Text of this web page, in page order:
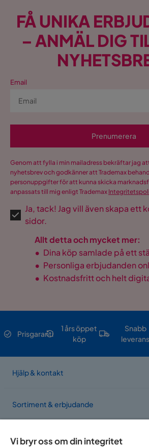
FÅ UNIKA
– ANMÄL DIG
Email
Prenumerera
Genom att fylla i min mailadress bekräftar jag
nyhetsbrev och godkänner att Trademax
personuppgifter för att kunna skicka
anpassats till mig enligt Trademax
Ja, tack! Jag vill även skapa ett
sidor.
Allt detta och mycket mer:
• Dina köp samlade på ett
• Personliga erbjudanden
• Kostnadsfritt och helt
Prisgaranti
1 års öppet
köp
Snabb
leverans
Hjälp & kontakt
Sortiment & erbjudande
Om Trademax
Vi bryr oss om din integritet